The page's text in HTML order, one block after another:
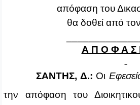
απόφαση του
θα δοθεί από τον
Α Π Ο Φ Α Σ
ΣΑΝΤΗΣ, Δ.: Οι
την απόφαση του